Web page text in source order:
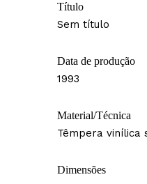
Título
Sem título
Data de produção
1993
Material/Técnica
Têmpera vinílica
Dimensões